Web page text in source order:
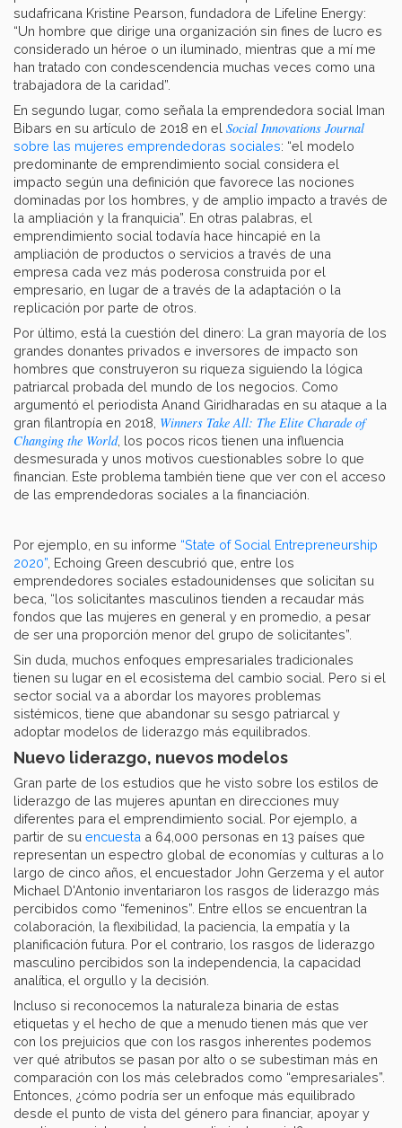
sudafricana Kristine Pearson, fundadora de Lifeline Energy:
“Un hombre que dirige una organización sin fines de lucro es
considerado un héroe o un iluminado, mientras que a mí me
han tratado con condescendencia muchas veces como una
trabajadora de la caridad”.
En segundo lugar, como señala la emprendedora social Iman
Bibars en su artículo de 2018 en el Social Innovations Journal
sobre las mujeres emprendedoras sociales: “el modelo
predominante de emprendimiento social considera el
impacto según una definición que favorece las nociones
dominadas por los hombres, y de amplio impacto a través de
la ampliación y la franquicia”. En otras palabras, el
emprendimiento social todavía hace hincapié en la
ampliación de productos o servicios a través de una
empresa cada vez más poderosa construida por el
empresario, en lugar de a través de la adaptación o la
replicación por parte de otros.
Por último, está la cuestión del dinero: La gran mayoría de los
grandes donantes privados e inversores de impacto son
hombres que construyeron su riqueza siguiendo la lógica
patriarcal probada del mundo de los negocios. Como
argumentó el periodista Anand Giridharadas en su ataque a la
gran filantropía en 2018, Winners Take All: The Elite Charade of
Changing the World, los pocos ricos tienen una influencia
desmesurada y unos motivos cuestionables sobre lo que
financian. Este problema también tiene que ver con el acceso
de las emprendedoras sociales a la financiación.
Por ejemplo, en su informe “State of Social Entrepreneurship
2020” , Echoing Green descubrió que, entre los
emprendedores sociales estadounidenses que solicitan su
beca, “los solicitantes masculinos tienden a recaudar más
fondos que las mujeres en general y en promedio, a pesar
de ser una proporción menor del grupo de solicitantes”.
Sin duda, muchos enfoques empresariales tradicionales
tienen su lugar en el ecosistema del cambio social. Pero si el
sector social va a abordar los mayores problemas
sistémicos, tiene que abandonar su sesgo patriarcal y
adoptar modelos de liderazgo más equilibrados.
Nuevo liderazgo, nuevos modelos
Gran parte de los estudios que he visto sobre los estilos de
liderazgo de las mujeres apuntan en direcciones muy
diferentes para el emprendimiento social. Por ejemplo, a
partir de su encuesta a 64,000 personas en 13 países que
representan un espectro global de economías y culturas a lo
largo de cinco años, el encuestador John Gerzema y el autor
Michael D'Antonio inventariaron los rasgos de liderazgo más
percibidos como “femeninos”. Entre ellos se encuentran la
colaboración, la flexibilidad, la paciencia, la empatía y la
planificación futura. Por el contrario, los rasgos de liderazgo
masculino percibidos son la independencia, la capacidad
analítica, el orgullo y la decisión.
Incluso si reconocemos la naturaleza binaria de estas
etiquetas y el hecho de que a menudo tienen más que ver
con los prejuicios que con los rasgos inherentes podemos
ver qué atributos se pasan por alto o se subestiman más en
comparación con los más celebrados como “empresariales”.
Entonces, ¿cómo podría ser un enfoque más equilibrado
desde el punto de vista del género para financiar, apoyar y